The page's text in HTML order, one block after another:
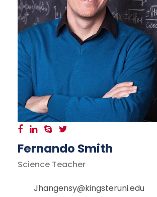
Fernando Smith
Science Teacher
Jhangensy@kingsteruni.edu